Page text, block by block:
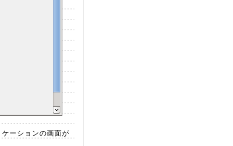
ーションの画面が